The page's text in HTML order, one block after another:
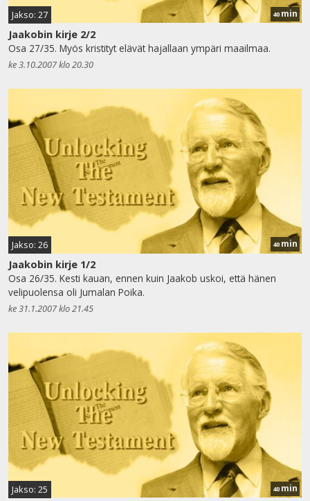
Jakso: 27 40 min
Jaakobin kirje 2/2
Osa 27/35. Myös kristityt elävät hajallaan ympäri maailmaa.
ke 3.10.2007 klo 20.30
Jakso: 26 40 min
Jaakobin kirje 1/2
Osa 26/35. Kesti kauan, ennen kuin Jaakob uskoi, että hänen
velipuolensa oli Jumalan Poika.
ke 31.1.2007 klo 21.45
Jakso: 25 40 min